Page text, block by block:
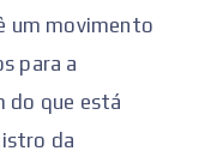
um movimento
para a
do que está
da